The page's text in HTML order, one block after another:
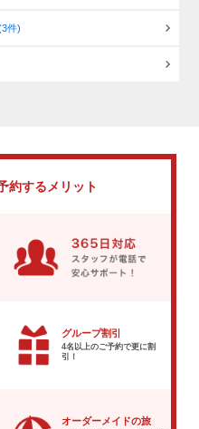
件)
約するメリット
グループ割引
4名以上のご予約で更に割
引！
オーダーメイドの旅